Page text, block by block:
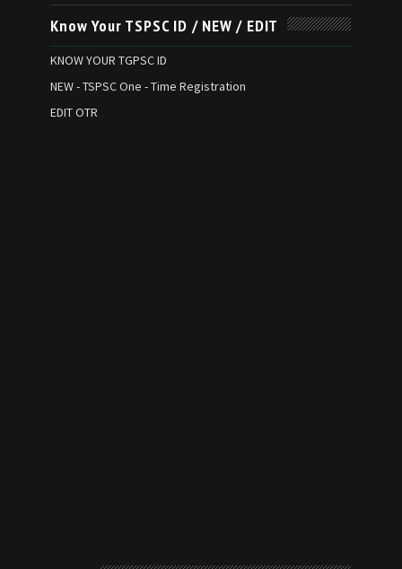
Know Your TSPSC ID / NEW / EDIT
KNOW YOUR TGPSC ID
NEW - TSPSC One - Time Registration
EDIT OTR